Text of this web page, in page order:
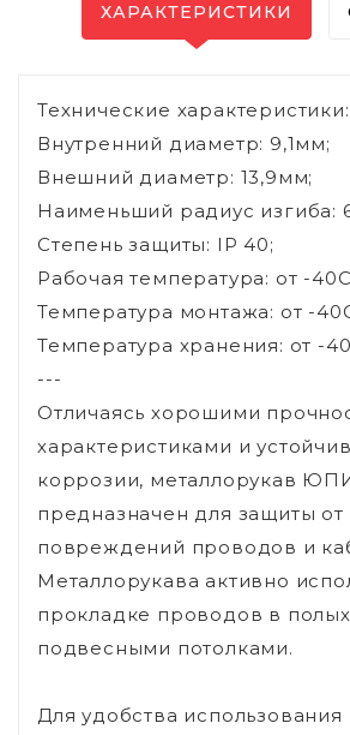
ХАРАКТЕРИСТИКИ
Технические характеристики:
Внутренний диаметр: 9,1мм;
Внешний диаметр: 13,9мм;
Наименьший радиус изгиба:
Степень защиты: IP 40;
Рабочая температура: от -
Температура монтажа: от -
Температура хранения: от -
---
Отличаясь хорошими
характеристиками и
коррозии, металлорукав
предназначен для защиты от
повреждений проводов и
Металлорукава активно
прокладке проводов в полых
подвесными потолками.
Для удобства использования